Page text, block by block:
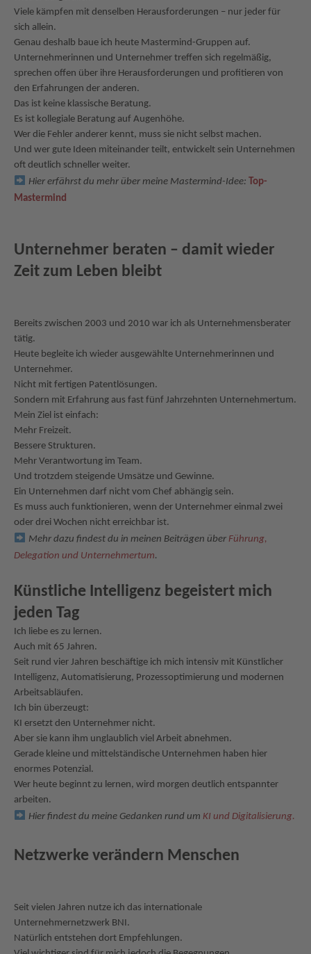
Viele kämpfen mit denselben Herausforderungen – nur jeder für
sich allein.
Genau deshalb baue ich heute Mastermind-Gruppen auf.
Unternehmerinnen und Unternehmer treffen sich regelmäßig,
sprechen offen über ihre Herausforderungen und profitieren von
den Erfahrungen der anderen.
Das ist keine klassische Beratung.
Es ist kollegiale Beratung auf Augenhöhe.
Wer die Fehler anderer kennt, muss sie nicht selbst machen.
Und wer gute Ideen miteinander teilt, entwickelt sein Unternehmen
oft deutlich schneller weiter.
Hier erfährst du mehr über meine Mastermind-Idee: Top-
Mastermind
Unternehmer beraten – damit wieder
Zeit zum Leben bleibt
Bereits zwischen 2003 und 2010 war ich als Unternehmensberater
tätig.
Heute begleite ich wieder ausgewählte Unternehmerinnen und
Unternehmer.
Nicht mit fertigen Patentlösungen.
Sondern mit Erfahrung aus fast fünf Jahrzehnten Unternehmertum.
Mein Ziel ist einfach:
Mehr Freizeit.
Bessere Strukturen.
Mehr Verantwortung im Team.
Und trotzdem steigende Umsätze und Gewinne.
Ein Unternehmen darf nicht vom Chef abhängig sein.
Es muss auch funktionieren, wenn der Unternehmer einmal zwei
oder drei Wochen nicht erreichbar ist.
Mehr dazu findest du in meinen Beiträgen über Führung,
Delegation und Unternehmertum.
Künstliche Intelligenz begeistert mich
jeden Tag
Ich liebe es zu lernen.
Auch mit 65 Jahren.
Seit rund vier Jahren beschäftige ich mich intensiv mit Künstlicher
Intelligenz, Automatisierung, Prozessoptimierung und modernen
Arbeitsabläufen.
Ich bin überzeugt:
KI ersetzt den Unternehmer nicht.
Aber sie kann ihm unglaublich viel Arbeit abnehmen.
Gerade kleine und mittelständische Unternehmen haben hier
enormes Potenzial.
Wer heute beginnt zu lernen, wird morgen deutlich entspannter
arbeiten.
Hier findest du meine Gedanken rund um KI und Digitalisierung.
Netzwerke verändern Menschen
Seit vielen Jahren nutze ich das internationale
Unternehmernetzwerk BNI.
Natürlich entstehen dort Empfehlungen.